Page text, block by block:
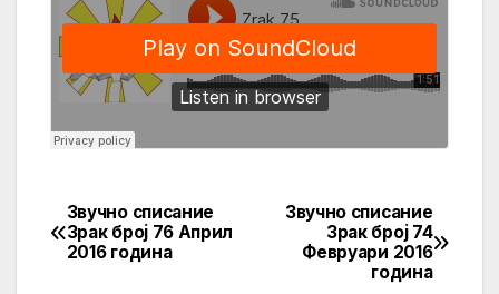
Post
navigation
Звучно списание
Зрак број 74
Февруари 2016
година
Звучно списание
Зрак број 76 Април
2016 година